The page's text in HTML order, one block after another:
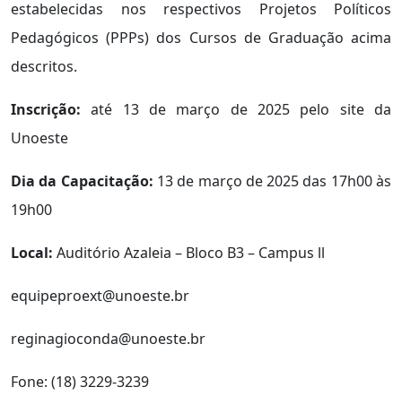
estabelecidas nos respectivos Projetos Políticos
Pedagógicos (PPPs) dos Cursos de Graduação acima
descritos.
Inscrição: até 13 de março de 2025 pelo site da
Unoeste
Dia da Capacitação: 13 de março de 2025 das 17h00 às
19h00
Local: Auditório Azaleia – Bloco B3 – Campus ll
equipeproext@unoeste.br
reginagioconda@unoeste.br
Fone: (18) 3229-3239